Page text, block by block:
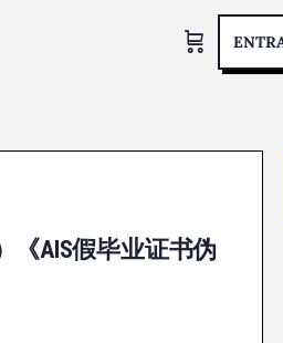
《AIS假毕业证书伪